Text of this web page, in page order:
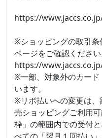
https://
※ショッピングの取引
ページをご確認ください
https://
※一部、対象外のカー
います。
※リボ払いへの変更は
売ショッピングご利用
枠」の範囲内での受付